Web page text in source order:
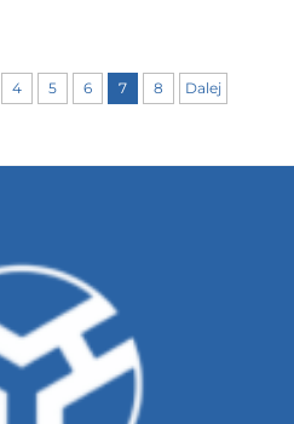
4 5 6 7 8 Dalej